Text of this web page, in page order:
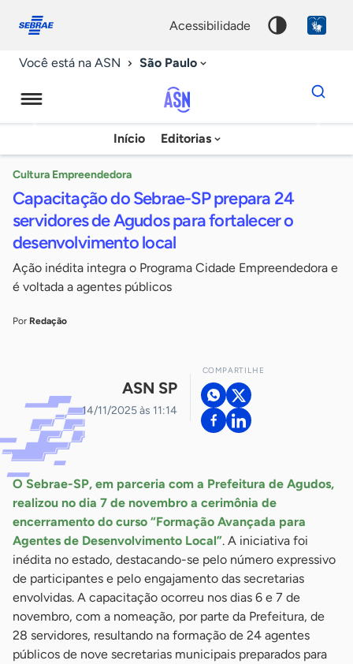
conosco
acessibilidade
Você está na ASN São Paulo
Agência
Sebrae
Notícias
Início Editorias
Dados
para
chave
Cultura Empreendedora
Capacitação do Sebrae-SP prepara 24
servidores de Agudos para fortalecer o
desenvolvimento local
Ação inédita integra o Programa Cidade Empreendedora e
é voltada a agentes públicos
Por Redação
ASN SP
14/11/2025 às 11:14
COMPARTILHE
O Sebrae-SP, em parceria com a Prefeitura de Agudos,
realizou no dia 7 de novembro a cerimônia de
encerramento do curso “Formação Avançada para
Agentes de Desenvolvimento Local”. A iniciativa foi
inédita no estado, destacando-se pelo número expressivo
de participantes e pelo engajamento das secretarias
envolvidas. A capacitação ocorreu nos dias 6 e 7 de
novembro, com a nomeação, por parte da Prefeitura, de
28 servidores, resultando na formação de 24 agentes
públicos de nove secretarias municipais preparados para